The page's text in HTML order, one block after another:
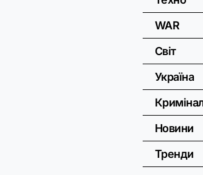
WAR
Світ
Україна
Новини
Тренди